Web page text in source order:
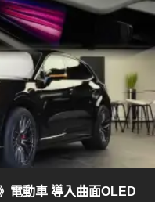
電動車 導入曲面OLED